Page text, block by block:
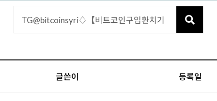
글쓴이 등록일